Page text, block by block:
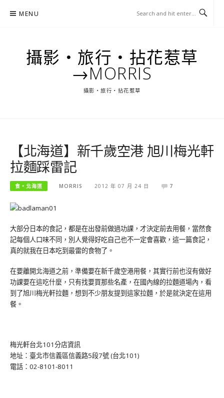
MENU
攝影‧旅行‧拈花惹草
→MORRIS
攝影‧旅行‧拈花惹草
【北海道】新千歲空港 旭川梅光軒
拉麵踩雷記
食。北海道 MORRIS 2012 年 07 月 24 日 7
大部分日本的食記，都是在出發前做過功課，才決定前去用餐，當然食
記每個人口味不同，別人覺得好吃自己也不一定會喜歡，這一篇食記，
真的就我在日本吃到最雷的食物了。
在要離開北海道之前，準備要在新千歲空港用餐，其實行前也沒有做好
功課要在這吃什麼，只有找要買那些名產，在國內線的拉麵道場內，看
到了旭川梅光軒拉麵，想到不少朋友提到這家拉麵，於是就決定在這用
餐。
梅光軒台北101分店資訊
地址：臺北市信義區信義路5段7號 (台北101)
電話：02-8101-8011